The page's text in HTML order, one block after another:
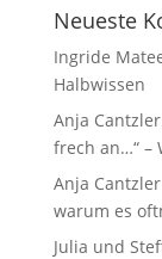
Neueste
Ingride
Halbwissen
Anja Cantzler
frech an…“ –
Anja Cantzler
warum es
Julia und